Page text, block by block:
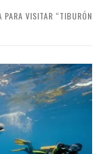
PARA VISITAR “TIBURÓN